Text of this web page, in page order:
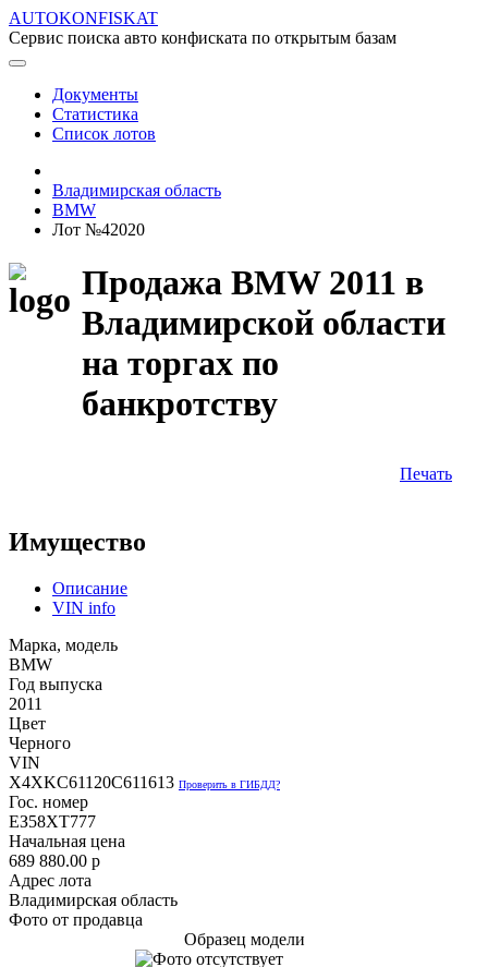
AUTOKONFISKAT
Сервис поиска авто конфиската по открытым базам
Документы
Статистика
Список лотов
Владимирская область
BMW
Лот №42020
Продажа BMW 2011 в
Владимирской области
на торгах по
банкротству
Печать
Имущество
Описание
VIN info
Марка, модель
BMW
Год выпуска
2011
Цвет
Черного
VIN
X4XKC61120C611613 Проверить в ГИБДД?
Гос. номер
ЕЗ58ХТ777
Начальная цена
689 880.00 p
Адрес лота
Владимирская область
Фото от продавца
Образец модели